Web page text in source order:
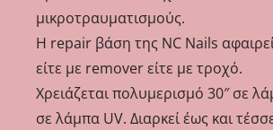
μικροτραυματισμούς.
Η repair βάση της NC Nails
είτε με remover είτε με τροχό.
Χρειάζεται πολυμερισμό 30″ σε
σε λάμπα UV. Διαρκεί έως και